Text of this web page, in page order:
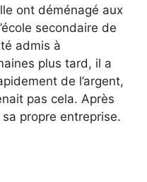
ont déménagé aux
secondaire de
admis à
plus tard, il a
de l’argent,
pas cela. Après
propre entreprise.